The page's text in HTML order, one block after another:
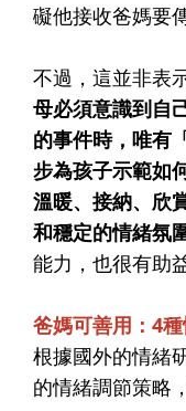
礙他接收爸媽要
不過，這並非表
母必須意識到自
的事件時，唯有
步為孩子示範如
溫暖、接納、欣
和穩定的情緒氛
能力，也很有助益
爸媽可善用：4
根據國外的情緒
的情緒調節策略